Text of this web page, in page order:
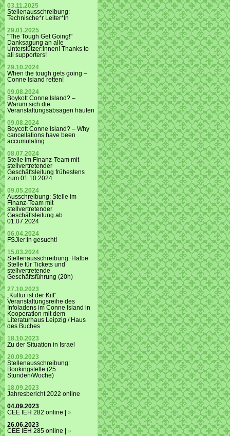
03.11.2025
Stellenausschreibung:
Technische*r Leiter*In
29.01.2025
"The Tough Get Going!"
Danksagung an alle
Unterstützer:innen! Thanks to
all supporters!
29.10.2024
When the tough gets going –
Conne Island retten!
09.08.2024
Boykott Conne Island? –
Warum sich die
Veranstaltungsabsagen häufen
09.08.2024
Boycott Conne Island? – Why
cancellations have been
accumulating
08.07.2024
Stelle im Finanz-Team mit
stellvertretender
Geschäftsleitung frühestens
zum 01.10.2024
09.05.2024
Ausschreibung: Stelle im
Finanz-Team mit
stellvertretender
Geschäftsleitung ab
01.07.2024
06.04.2024
FSJler:in gesucht!
15.03.2024
Stellenausschreibung: Halbe
Stelle für Tickets und
stellvertretende
Geschäftsführung (20h)
27.10.2023
„Kultur ist der Kitt“:
Veranstaltungsreihe des
Infoladens im Conne Island in
Kooperation mit dem
Literaturhaus Leipzig / Haus
des Buches
18.10.2023
Zu der Situation in Israel
20.09.2023
Stellenausschreibung:
Bookingstelle (25
Stunden/Woche)
18.09.2023
Jahresbericht 2022 online
04.09.2023
CEE IEH 282 online | »
26.06.2023
CEE IEH 285 online | »